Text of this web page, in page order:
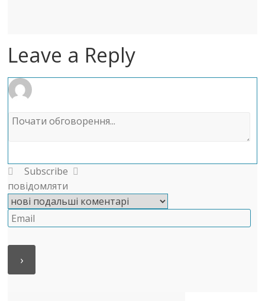
Leave a Reply
Subscribe
повідомляти